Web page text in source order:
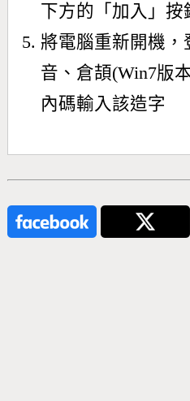
下方的「加入」按
將電腦重新開機，
音、倉頡(Win7版
內碼輸入該造字